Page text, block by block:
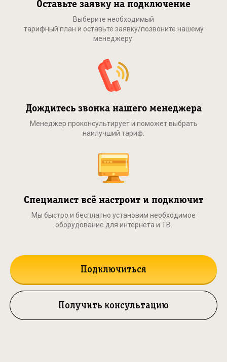
Оставьте заявку на подключение
Выберите необходимый
тарифный план и оставьте заявку/позвоните нашему
менеджеру.
Дождитесь звонка нашего менеджера
Менеджер проконсультирует и поможет выбрать
наилучший тариф.
Специалист всё настроит и подключит
Мы быстро и бесплатно установим необходимое
оборудование для интернета и ТВ.
Подключиться
Получить консультацию